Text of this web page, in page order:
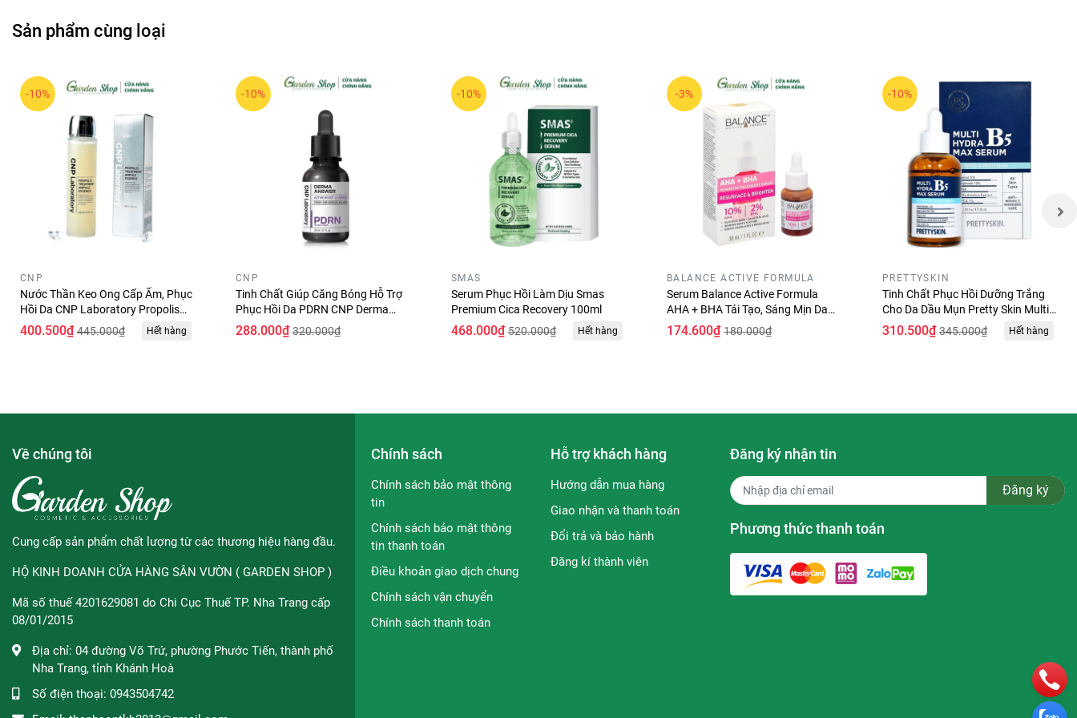
Thành phần chính yếu là vitamin C với tác động dưỡng trắng tự nhiên, tác động và thẩm thấu nhanh trên bề mặt da, nuôi dưỡng
Hỗ trợ làm mới tế bào da từ sâu bên trong, giúp da căng bóng và khỏe mạnh hơn.
Làm giảm các tổn thương như: thâm, sẹo trên da, tổn thương do chăm sóc mụn để lại,…
Tăng cường khả năng đàn hồi và khả năng tổng hợp Collagen tự nhiên trên da, giúp da sáng khỏe.
Làm mềm cho da, giúp da tươi trẻ và màu sắc da sáng hồng hơn.
Esthemax Vitamin C Serum 561 hỗ trợ đẩy lùi các dấu hiệu thay đổi của da do tuổi tác: nám, tàn nhang,…
Đối tượng sử dụng:
Người có làn da sạm nám, tàn nhang, đốm nâu trên mặt
Người có làn da tối màu, muốn nuôi dưỡng da trắng sáng, khỏe mạnh hơn
Người muốn chống lão hóa da, dưỡng da khỏe đẹp, căng mịn và đầy sức sống
Sản phẩm cùng loại
-10%
CNP
Nước Thần Keo Ong Cấp Ẩm, Phục
Hồi Da CNP Laboratory Propolis
Treatment Ampule Essence 150ml
400.500₫ 445.000₫ Hết hàng
-10%
CNP
Tinh Chất Giúp Căng Bóng Hỗ Trợ
Phục Hồi Da PDRN CNP Derma
Answer Active Boost Ampule 30ml
288.000₫ 320.000₫
-10%
SMAS
Serum Phục Hồi Làm Dịu Smas
Premium Cica Recovery 100ml
468.000₫ 520.000₫ Hết hàng
-3%
BALANCE ACTIVE FORMULA
Serum Balance Active Formula
AHA + BHA Tái Tạo, Sáng Mịn Da
30ml
174.600₫ 180.000₫
-10%
PRETTYSKIN
Tinh Chất Phục Hồi Dưỡng Trắng
Cho Da Dầu Mụn Pretty Skin Multi
Hydra B5 Max Serum 50ml
310.500₫ 345.000₫ Hết hàng
Về chúng tôi
Cung cấp sản phẩm chất lượng từ các thương hiệu hàng đầu.
HỘ KINH DOANH CỬA HÀNG SÂN VƯỜN ( GARDEN SHOP )
Mã số thuế 4201629081 do Chi Cục Thuế TP. Nha Trang cấp
08/01/2015
Địa chỉ: 04 đường Võ Trứ, phường Phước Tiến, thành phố
Nha Trang, tỉnh Khánh Hoà
Số điện thoại: 0943504742
Chính sách
Chính sách bảo mật thông
tin
Chính sách bảo mật thông
tin thanh toán
Điều khoản giao dịch chung
Chính sách vận chuyển
Chính sách thanh toán
Hỗ trợ khách hàng
Hướng dẫn mua hàng
Giao nhận và thanh toán
Đổi trả và bảo hành
Đăng kí thành viên
Đăng ký nhận tin
Đăng ký
Phương thức thanh toán